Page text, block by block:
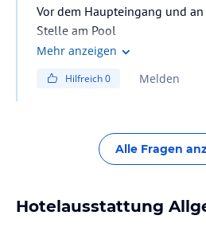
Vor dem Haupteingang und
Stelle am Pool
Mehr anzeigen
Hilfreich0 Melden
Alle Fragen
Hotelausstattung